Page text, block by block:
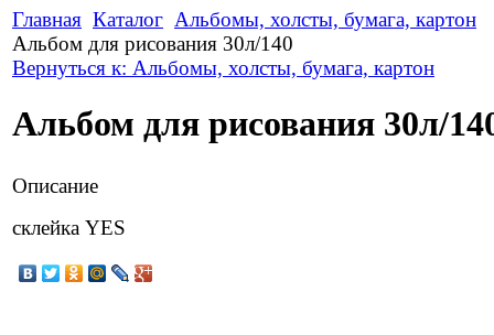
Главная Каталог Альбомы, холсты, бумага, картон
Альбом для рисования 30л/140
Вернуться к: Альбомы, холсты, бумага, картон
Альбом для рисования 30л/
Описание
склейка YES